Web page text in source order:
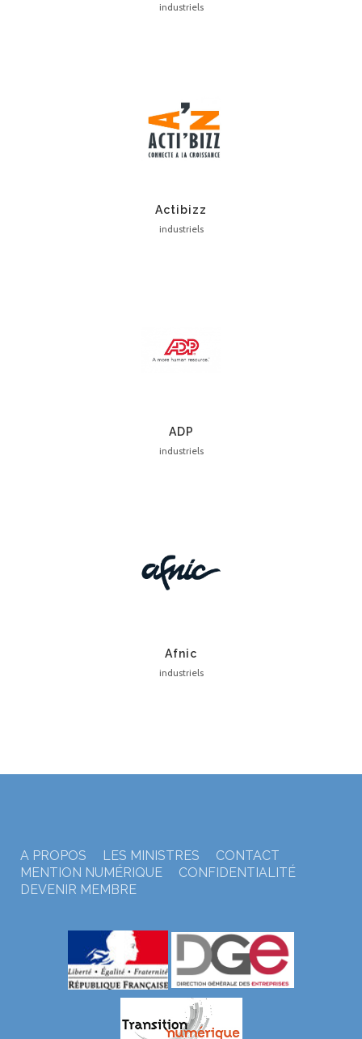
industriels
Actibizz
industriels
ADP
industriels
Afnic
industriels
A PROPOS LES MINISTRES
CONTACT
MENTION NUMÉRIQUE
CONFIDENTIALITÉ
DEVENIR MEMBRE